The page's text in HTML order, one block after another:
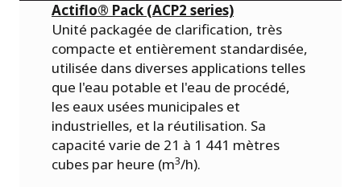
Actiflo® Pack (ACP2 series)
Unité packagée de clarification, très
compacte et entièrement standardisée,
utilisée dans diverses applications telles
que l'eau potable et l'eau de procédé,
les eaux usées municipales et
industrielles, et la réutilisation. Sa
capacité varie de 21 à 1 441 mètres
cubes par heure (m3/h).